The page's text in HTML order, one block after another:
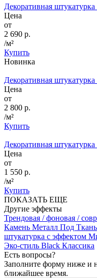
Декоративная
Цена
от
2 690 р.
/м²
Купить
Новинка
Декоративная
Цена
от
2 800 р.
/м²
Купить
Декоративная
Цена
от
1 550 р.
/м²
Купить
ПОКАЗАТЬ ЕЩЕ
Другие эффекты
Трендовая / фоновая /
Камень Металл Под Ткань
штукатурка с эффектом
Эко-стиль Black Классика
Есть вопросы?
Заполните форму ниже и
ближайшее время.